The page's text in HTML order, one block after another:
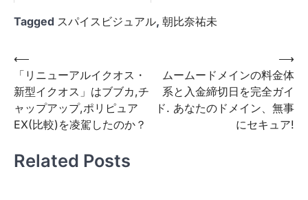
Tagged スパイスビジュアル, 朝比奈祐未
投
稿
ナ
ビ
ー
⟵
「リニューアルイクオス・
新型イクオス」はブブカ,チ
ャップアップ,ポリピュア
EX(比較)を凌駕したのか？
ムームードメインの料金体
系と入金締切日を完全ガイ
ド. あなたのドメイン、無事
にセキュア!
⟶
Related Posts